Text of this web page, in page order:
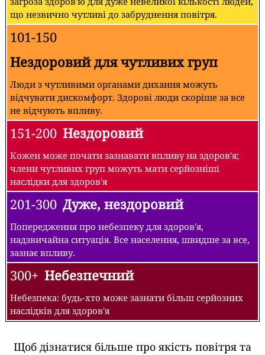
що незвично чутливі до забруднення повітря.
101-150
Нездоровий для чутливих груп
Люди з чутливими органами дихання можуть
відчувати дискомфорт. Здорові люди скоріше за все
не відчують впливу.
151-200 Нездоровий
Кожен може почати зазнавати впливу на здоров'я;
члени чутливих груп можуть мати серйозніші
наслідки для здоров'я
201-300 Дуже, нездоровий
Попередження про небезпеку для здоров'я,
надзвичайна ситуація. Все населення, швидше за все,
зазнає впливу.
300+ Небезпечний
Небезпека: будь-хто може зазнати більш серйозних
наслідків для здоров'я
Щоб дізнатися більше про якість повітря та